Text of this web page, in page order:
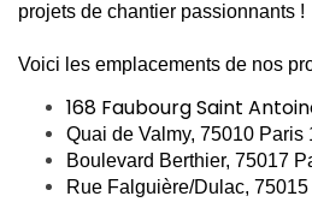
projets de chantier passionnants !
Voici les emplacements de nos
168 Faubourg Saint
Quai de Valmy, 75010 Paris
Boulevard Berthier, 75017
Rue Falguière/Dulac,